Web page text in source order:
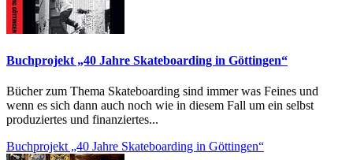
Buchprojekt „40 Jahre Skateboarding in Göttingen“
Bücher zum Thema Skateboarding sind immer was Feines und
wenn es sich dann auch noch wie in diesem Fall um ein selbst
produziertes und finanziertes...
Buchprojekt „40 Jahre Skateboarding in Göttingen“